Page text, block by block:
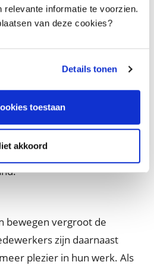
relevante informatie te voorzien.
van deze cookies?
Details tonen
toestaan
akkoord
voor medewerkers die
Daarnaast is het ook
bij je vergadering bij te
is ook ideaal om de dag
het hoofd leeg maken of
bewegen vergroot de
zijn daarnaast
plezier in hun werk. Als